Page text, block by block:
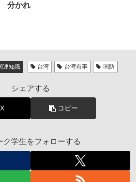
分かれ
連知識 台湾 台湾有事 国防
シェアする
X コピー
ク学生をフォローする